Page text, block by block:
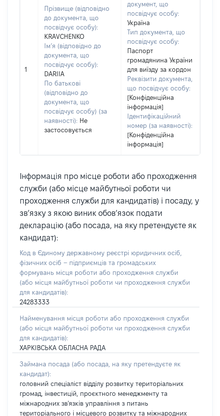
1
Прізвище (відповідно
до документа, що
посвідчує особу):
KRAVCHENKO
Ім’я (відповідно до
документа, що
посвідчує особу):
DARIIA
По батькові
(відповідно до
документа, що
посвідчує особу) (за
наявності): Не
застосовується
документ, що
посвідчує особу:
Україна
Тип документа, що
посвідчує особу:
Паспорт
громадянина України
для виїзду за кордон
Реквізити документа,
що посвідчує особу:
[Конфіденційна
інформація]
Ідентифікаційний
номер (за наявності):
[Конфіденційна
інформація]
Інформація про місце роботи або проходження
служби (або місце майбутньої роботи чи
проходження служби для кандидатів) і посаду, у
зв’язку з якою виник обов’язок подати
декларацію (або посада, на яку претендуєте як
кандидат):
Код в Єдиному державному реєстрі юридичних осіб,
фізичних осіб – підприємців та громадських
формувань місця роботи або проходження служби
(або місця майбутньої роботи чи проходження служби
для кандидатів):
24283333
Найменування місця роботи або проходження служби
(або місця майбутньої роботи чи проходження служби
для кандидатів):
ХАРКІВСЬКА ОБЛАСНА РАДА
Займана посада (або посада, на яку претендуєте як
кандидат):
головний спеціаліст відділу розвитку територіальних
громад, інвестицій, проєктного менеджменту та
міжнародних зв'язків управління з питань
територіального і місцевого розвитку та міжнародних